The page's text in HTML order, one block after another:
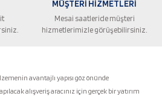
Gönder
MÜŞTERİ HİZMETLERİ
Mesai saatleride müşteri
hizmetlerimizle görüşebilirsiniz.
avantajlı yapısı göz önünde
alışveriş aracınız için gerçek bir yatırım